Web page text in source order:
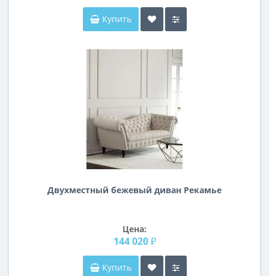
Купить
Двухместный бежевый диван Рекамье
Цена:
144 020 ₽
Купить